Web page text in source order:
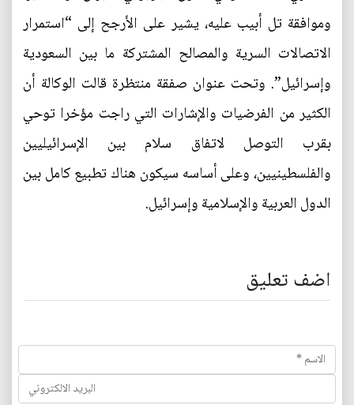
وموافقة تل أبيب عليه، يشير على الأرجح إلى “استمرار
الاتصالات السرية والمصالح المشتركة ما بين السعودية
وإسرائيل”. وتحت عنوان صفقة منتظرة قالت الوكالة أن
الكثير من الفرضيات والإشارات التي راجت مؤخرا توحي
بقرب التوصل لاتفاق سلام بين الإسرائيليين
والفلسطينيين، وعلى أساسه سيكون هناك تطبيع كامل بين
الدول العربية والإسلامية وإسرائيل.
اضف تعليق